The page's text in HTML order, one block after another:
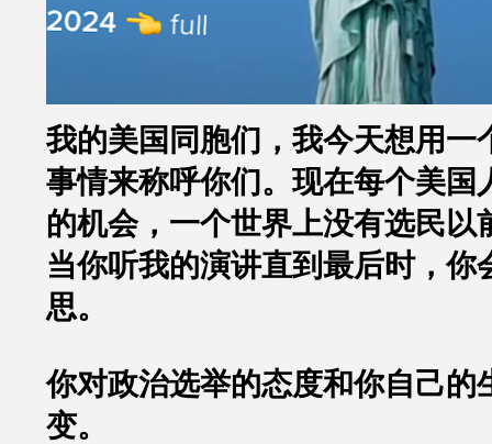
我的美国同胞们，我今天想用一
事情来称呼你们。现在每个美国
的机会，一个世界上没有选民以
当你听我的演讲直到最后时，你
思。
你对政治选举的态度和你自己的
变。